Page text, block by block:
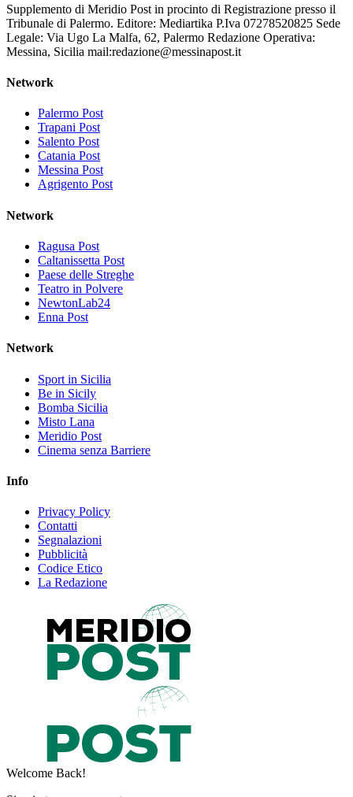
Supplemento di Meridio Post in procinto di Registrazione presso il
Tribunale di Palermo. Editore: Mediartika P.Iva 07278520825 Sede
Legale: Via Ugo La Malfa, 62, Palermo Redazione Operativa:
Messina, Sicilia mail:redazione@messinapost.it
Network
Palermo Post
Trapani Post
Salento Post
Catania Post
Messina Post
Agrigento Post
Network
Ragusa Post
Caltanissetta Post
Paese delle Streghe
Teatro in Polvere
NewtonLab24
Enna Post
Network
Sport in Sicilia
Be in Sicily
Bomba Sicilia
Misto Lana
Meridio Post
Cinema senza Barriere
Info
Privacy Policy
Contatti
Segnalazioni
Pubblicità
Codice Etico
La Redazione
Welcome Back!